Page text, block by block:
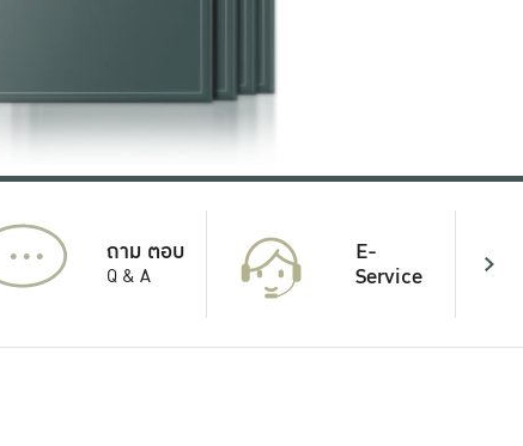
... ถาม ตอบ
Q & A
E-
Service